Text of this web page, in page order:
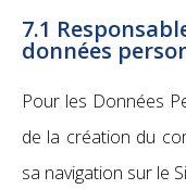
7.1
données
Pour les Données
de la création du
sa navigation sur le